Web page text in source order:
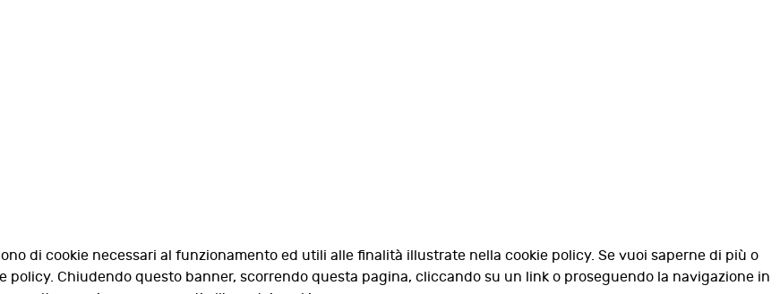
di cookie necessari al funzionamento ed utili alle finalità illustrate nella cookie policy. Se vuoi saperne di più o
Chiudendo questo banner, scorrendo questa pagina, cliccando su un link o proseguendo la navigazione in